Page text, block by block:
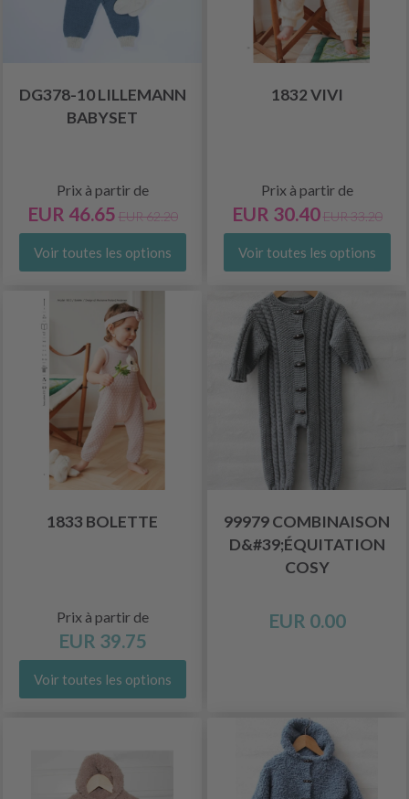
DG378-10 LILLEMANN
BABYSET
Prix à partir de
EUR 46.65 EUR 62.20
Voir toutes les options
1832 VIVI
Prix à partir de
EUR 30.40 EUR 33.20
Voir toutes les options
1833 BOLETTE
Prix à partir de
EUR 39.75
Voir toutes les options
99979 COMBINAISON
D&#39;ÉQUITATION
COSY
EUR 0.00